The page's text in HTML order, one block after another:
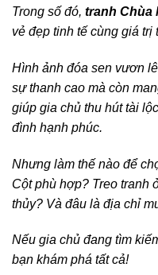
Trong số đó, tranh Chùa
vẻ đẹp tinh tế cùng giá trị
Hình ảnh đóa sen vươn
sự thanh cao mà còn
giúp gia chủ thu hút tài
đình hạnh phúc.
Nhưng làm thế nào để
Cột phù hợp? Treo tranh
thủy? Và đâu là địa chỉ
Nếu gia chủ đang tìm
bạn khám phá tất cả!